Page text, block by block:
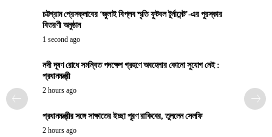
চট্টগ্রাম প্রেসক্লাবের ‘জুলাই বিপ্লব স্মৃতি ফুটবল টুর্নামেন্ট’-এর পুরস্কার
বিতরণী অনুষ্ঠান
1 second ago
নদী দূষণ রোধে সমন্বিত পদক্ষেপ গ্রহণে অবহেলার কোনো সুযোগ নেই :
প্রধানমন্ত্রী
2 hours ago
প্রধানমন্ত্রীর সঙ্গে সাক্ষাতের ইচ্ছা পূরণ রাকিবের, তুললেন সেলফি
2 hours ago